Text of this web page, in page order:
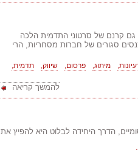
גם קרנם של סרטוני התדמית הלכה
סגורים של חברות מסחריות, הרי
מיתוג, פרסום, שיווק,
תדמית,
להמשך קריאה
הדרך היחידה לבלוט היא להפיץ את